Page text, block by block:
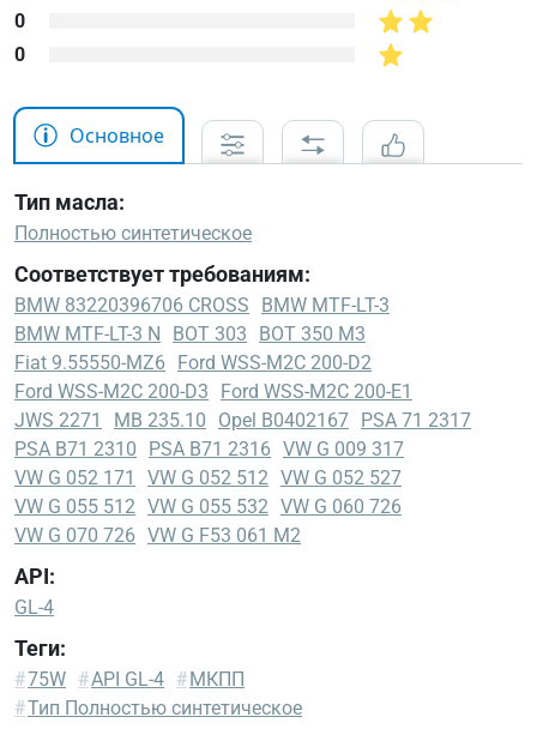
0
0
Основное
Тип масла:
Полностью синтетическое
Соответствует требованиям:
BMW 83220396706 CROSS
BMW MTF-LT-3
BMW MTF-LT-3 N
BOT 303
BOT 350 M3
Fiat 9.55550-MZ6
Ford WSS-M2C 200-D2
Ford WSS-M2C 200-D3
Ford WSS-M2C 200-E1
JWS 2271
MB 235.10 Opel B0402167 PSA 71 2317
PSA B71 2310
PSA B71 2316 VW G 009 317
VW G 052 171
VW G 052 512 VW G 052 527
VW G 055 512 VW G 055 532 VW G 060 726
VW G 070 726 VW G F53 061 M2
API:
GL-4
BMW
83220396706
Теги:
#75W #API GL-4 #МКПП
#Тип Полностью синтетическое